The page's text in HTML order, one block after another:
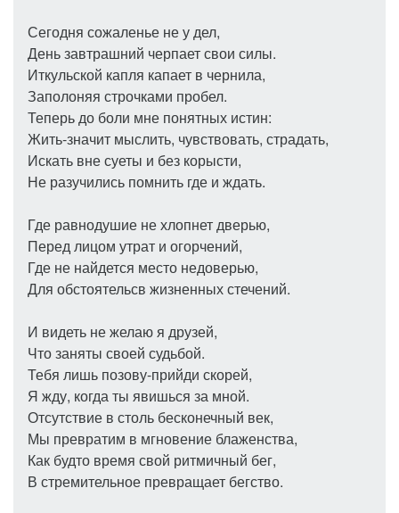
Сегодня сожаленье не у дел,
День завтрашний черпает свои силы.
Иткульской капля капает в чернила,
Заполоняя строчками пробел.
Теперь до боли мне понятных истин:
Жить-значит мыслить, чувствовать, страдать,
Искать вне суеты и без корысти,
Не разучились помнить где и ждать.
Где равнодушие не хлопнет дверью,
Перед лицом утрат и огорчений,
Где не найдется место недоверью,
Для обстоятельсв жизненных стечений.
И видеть не желаю я друзей,
Что заняты своей судьбой.
Тебя лишь позову-прийди скорей,
Я жду, когда ты явишься за мной.
Отсутствие в столь бесконечный век,
Мы превратим в мгновение блаженства,
Как будто время свой ритмичный бег,
В стремительное превращает бегство.